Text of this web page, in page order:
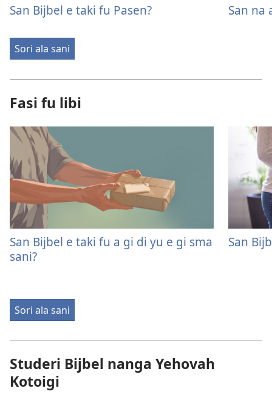
San Bijbel e taki fu Pasen? San na
Sori ala sani
Fasi fu libi
San Bijbel e taki fu a gi di yu e gi sma
sani?
San
Sori ala sani
Studeri Bijbel nanga Yehovah
Kotoigi